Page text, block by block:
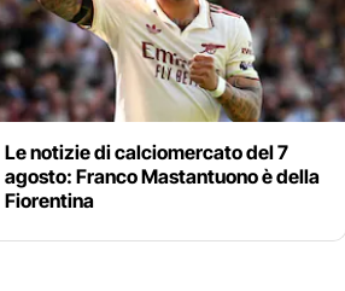
Le notizie di calciomercato del 7
agosto: Franco Mastantuono è della
Fiorentina